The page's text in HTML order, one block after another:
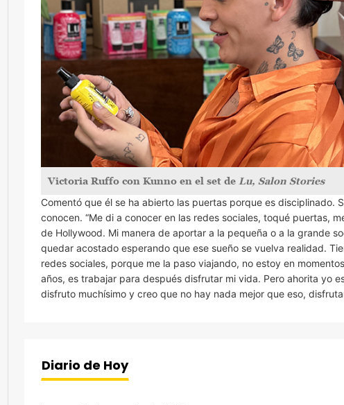
Victoria Ruffo con Kunno en el set de Lu, Salon Stories
Comentó que él se ha abierto las puertas porque es disciplinado.
conocen. “Me di a conocer en las redes sociales, toqué puertas,
de Hollywood. Mi manera de aportar a la pequeña o a la grande
quedar acostado esperando que ese sueño se vuelva realidad.
redes sociales, porque me la paso viajando, no estoy en
años, es trabajar para después disfrutar mi vida. Pero ahorita yo
disfruto muchísimo y creo que no hay nada mejor que eso,
Diario de Hoy